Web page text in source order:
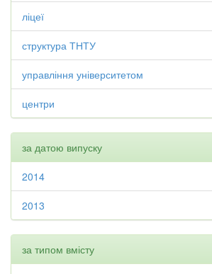
ліцеї
структура ТНТУ
управління університетом
центри
за датою випуску
2014
2013
за типом вмісту